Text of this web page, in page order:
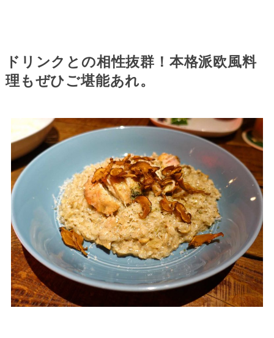
ドリンクとの相性抜群！本格派欧風料
理もぜひご堪能あれ。